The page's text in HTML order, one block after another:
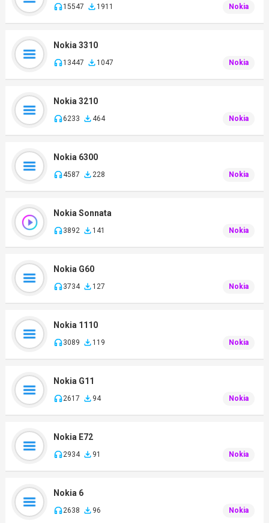
15547 1911 Nokia
Nokia 3310
13447 1047 Nokia
Nokia 3210
6233 464 Nokia
Nokia 6300
4587 228 Nokia
Nokia Sonnata
3892 141 Nokia
Nokia G60
3734 127 Nokia
Nokia 1110
3089 119 Nokia
Nokia G11
2617 94 Nokia
Nokia E72
2934 91 Nokia
Nokia 6
2638 96 Nokia